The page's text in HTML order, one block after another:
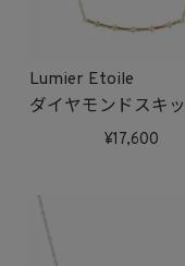
Lumier Etoile
ダイヤモンドスキ
クレス(ゴールド)
17,600